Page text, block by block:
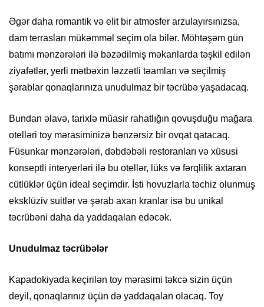
Əgər daha romantik və elit bir atmosfer arzulayırsınızsa,
dam terrasları mükəmməl seçim ola bilər. Möhtəşəm gün
batımı mənzərələri ilə bəzədilmiş məkanlarda təşkil edilən
ziyafətlər, yerli mətbəxin ləzzətli təamları və seçilmiş
şərablar qonaqlarınıza unudulmaz bir təcrübə yaşadacaq.
Bundan əlavə, tarixlə müasir rahatlığın qovuşduğu mağara
otelləri toy mərasiminizə bənzərsiz bir ovqat qatacaq.
Füsunkar mənzərələri, dəbdəbəli restoranları və xüsusi
konseptli interyerləri ilə bu otellər, lüks və fərqlilik axtaran
cütlüklər üçün ideal seçimdir. İsti hovuzlarla təchiz olunmuş
eksklüziv suitlər və şərab axan kranlar isə bu unikal
təcrübəni daha da yaddaqalan edəcək.
Unudulmaz təcrübələr
Kapadokiyada keçirilən toy mərasimi təkcə sizin üçün
deyil, qonaqlarınız üçün də yaddaqalan olacaq. Toy